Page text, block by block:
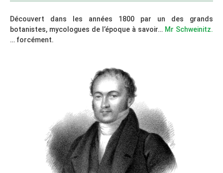
Découvert dans les années 1800 par un des grands
botanistes, mycologues de l’époque à savoir… Mr Schweinitz.
… forcément.